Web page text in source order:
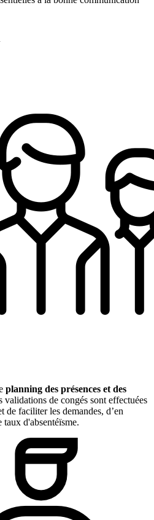
planning des présences et des
validations de congés sont effectuées
faciliter les demandes, d’en
taux d'absentéïsme.